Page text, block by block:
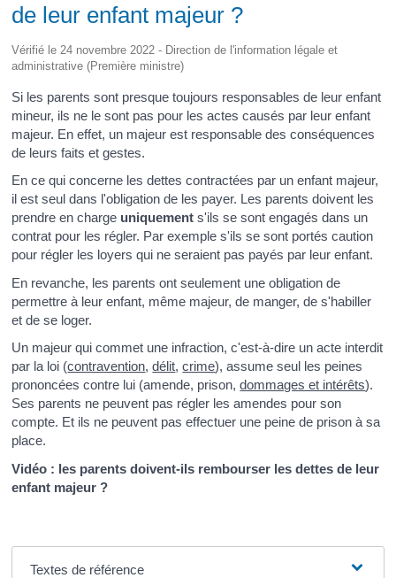
de leur enfant majeur ?
Vérifié le 24 novembre 2022 - Direction de l'information légale et
administrative (Première ministre)
Si les parents sont presque toujours responsables de leur enfant
mineur, ils ne le sont pas pour les actes causés par leur enfant
majeur. En effet, un majeur est responsable des conséquences
de leurs faits et gestes.
En ce qui concerne les dettes contractées par un enfant majeur,
il est seul dans l'obligation de les payer. Les parents doivent les
prendre en charge uniquement s'ils se sont engagés dans un
contrat pour les régler. Par exemple s'ils se sont portés caution
pour régler les loyers qui ne seraient pas payés par leur enfant.
En revanche, les parents ont seulement une obligation de
permettre à leur enfant, même majeur, de manger, de s'habiller
et de se loger.
Un majeur qui commet une infraction, c'est-à-dire un acte interdit
par la loi (contravention,délit,crime), assume seul les peines
prononcées contre lui (amende, prison,dommages et intérêts).
Ses parents ne peuvent pas régler les amendes pour son
compte. Et ils ne peuvent pas effectuer une peine de prison à sa
place.
Vidéo : les parents doivent-ils rembourser les dettes de leur
enfant majeur ?
Textes de référence